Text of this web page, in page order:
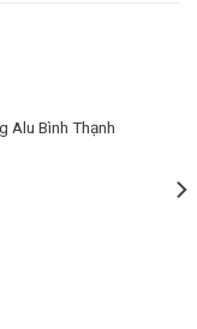
Alu Bình Thạnh